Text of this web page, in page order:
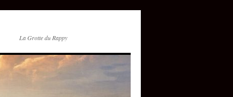
La Grotte du Rappy